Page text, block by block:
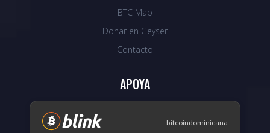
BTC Map
Donar en Geyser
Contacto
APOYA
bitcoindominicana